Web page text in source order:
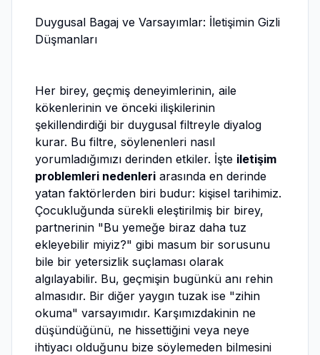
Duygusal Bagaj ve Varsayımlar: İletişimin Gizli
Düşmanları
Her birey, geçmiş deneyimlerinin, aile
kökenlerinin ve önceki ilişkilerinin
şekillendirdiği bir duygusal filtreyle diyalog
kurar. Bu filtre, söylenenleri nasıl
yorumladığımızı derinden etkiler. İşte iletişim
problemleri nedenleri arasında en derinde
yatan faktörlerden biri budur: kişisel tarihimiz.
Çocukluğunda sürekli eleştirilmiş bir birey,
partnerinin "Bu yemeğe biraz daha tuz
ekleyebilir miyiz?" gibi masum bir sorusunu
bile bir yetersizlik suçlaması olarak
algılayabilir. Bu, geçmişin bugünkü anı rehin
almasıdır. Bir diğer yaygın tuzak ise "zihin
okuma" varsayımıdır. Karşımızdakinin ne
düşündüğünü, ne hissettiğini veya neye
ihtiyacı olduğunu bize söylemeden bilmesini